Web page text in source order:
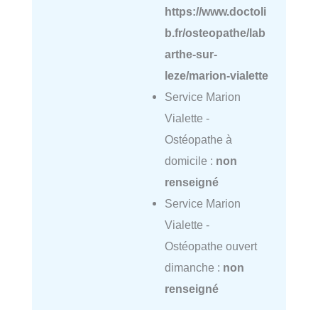
https://www.doctoli
b.fr/osteopathe/lab
arthe-sur-
leze/marion-vialette
Service Marion
Vialette -
Ostéopathe à
domicile : non
renseigné
Service Marion
Vialette -
Ostéopathe ouvert
dimanche : non
renseigné